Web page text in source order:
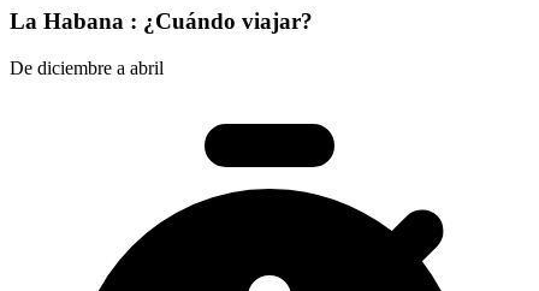
La Habana : ¿Cuándo viajar?
De diciembre a abril